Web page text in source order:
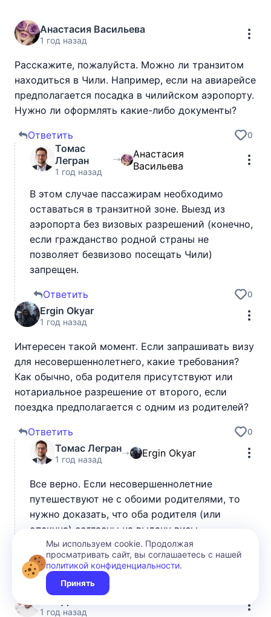
Анастасия Васильева
1 год назад
Расскажите, пожалуйста. Можно ли транзитом
находиться в Чили. Например, если на авиарейсе
предполагается посадка в чилийском аэропорту.
Нужно ли оформлять какие-либо документы?
Ответить 0
Томас
Легран
1 год назад
Анастасия
Васильева
В этом случае пассажирам необходимо
оставаться в транзитной зоне. Выезд из
аэропорта без визовых разрешений (конечно,
если гражданство родной страны не
позволяет безвизово посещать Чили)
запрещен.
Ответить 0
Ergin Okyar
1 год назад
Интересен такой момент. Если запрашивать визу
для несовершеннолетнего, какие требования?
Как обычно, оба родителя присутствуют или
нотариальное разрешение от второго, если
поездка предполагается с одним из родителей?
Ответить 0
Томас Легран
1 год назад Ergin Okyar
Все верно. Если несовершеннолетние
путешествуют не с обоими родителями, то
нужно доказать, что оба родителя (или
опекуна) согласны на выдачу визы.
Потребуется свидетельство о рождении и
соответствующее разрешение.
Ответить
1 год назад
Мы используем cookie. Продолжая
просматривать сайт, вы соглашаетесь с нашей
политикой конфиденциальности.
Принять